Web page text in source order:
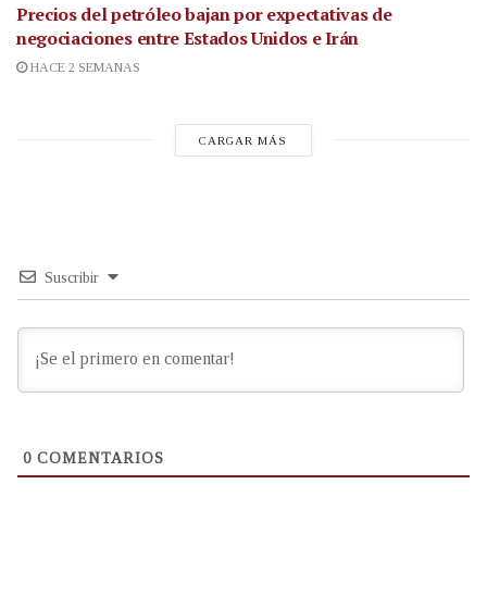
Precios del petróleo bajan por expectativas de
negociaciones entre Estados Unidos e Irán
HACE 2 SEMANAS
CARGAR MÁS
Suscribir
0 COMENTARIOS